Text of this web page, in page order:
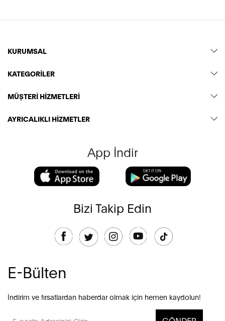
KURUMSAL
KATEGORİLER
MÜŞTERİ HİZMETLERİ
AYRICALIKLI HİZMETLER
App İndir
Bizi Takip Edin
E-Bülten
İndirim ve fırsatlardan haberdar olmak için hemen kaydolun!